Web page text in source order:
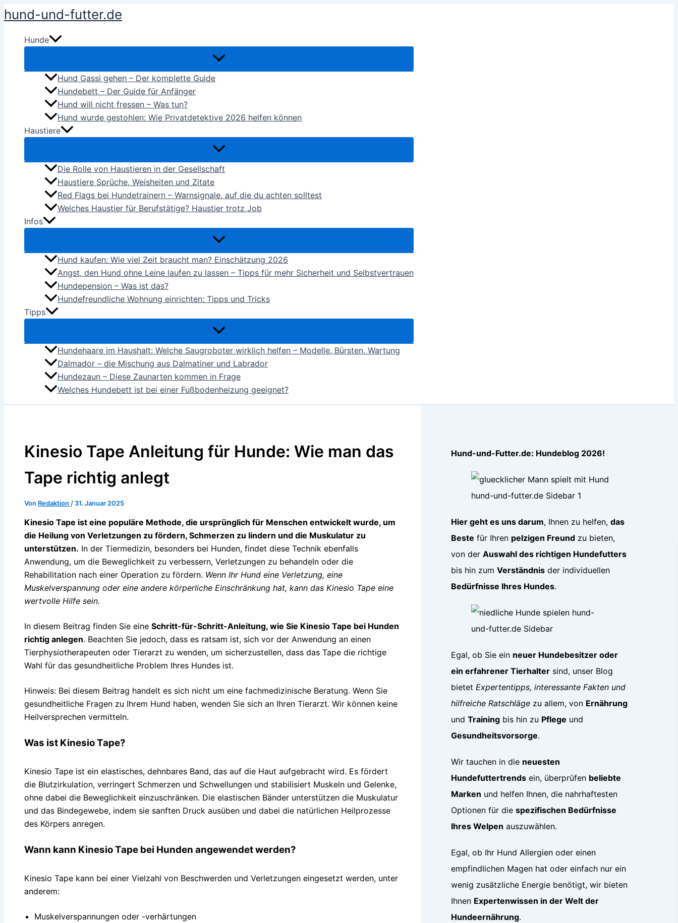
Zum
Inhalt
springen
hund-und-futter.de
Hunde
Hund Gassi gehen – Der komplette Guide
Hundebett – Der Guide für Anfänger
Hund will nicht fressen – Was tun?
Hund wurde gestohlen: Wie Privatdetektive 2026 helfen können
Haustiere
Die Rolle von Haustieren in der Gesellschaft
Haustiere Sprüche, Weisheiten und Zitate
Red Flags bei Hundetrainern – Warnsignale, auf die du achten solltest
Welches Haustier für Berufstätige? Haustier trotz Job
Infos
Hund kaufen: Wie viel Zeit braucht man? Einschätzung 2026
Angst, den Hund ohne Leine laufen zu lassen – Tipps für mehr Sicherheit und Selbstvertrauen
Hundepension – Was ist das?
Hundefreundliche Wohnung einrichten: Tipps und Tricks
Tipps
Hundehaare im Haushalt: Welche Saugroboter wirklich helfen – Modelle, Bürsten, Wartung
Dalmador – die Mischung aus Dalmatiner und Labrador
Hundezaun – Diese Zaunarten kommen in Frage
Welches Hundebett ist bei einer Fußbodenheizung geeignet?
Kinesio Tape Anleitung für Hunde: Wie man das
Tape richtig anlegt
Von Redaktion / 31. Januar 2025
Kinesio Tape ist eine populäre Methode, die ursprünglich für Menschen entwickelt wurde, um
die Heilung von Verletzungen zu fördern, Schmerzen zu lindern und die Muskulatur zu
unterstützen. In der Tiermedizin, besonders bei Hunden, findet diese Technik ebenfalls
Anwendung, um die Beweglichkeit zu verbessern, Verletzungen zu behandeln oder die
Rehabilitation nach einer Operation zu fördern. Wenn Ihr Hund eine Verletzung, eine
Muskelverspannung oder eine andere körperliche Einschränkung hat, kann das Kinesio Tape eine
wertvolle Hilfe sein.
In diesem Beitrag finden Sie eine Schritt-für-Schritt-Anleitung, wie Sie Kinesio Tape bei Hunden
richtig anlegen. Beachten Sie jedoch, dass es ratsam ist, sich vor der Anwendung an einen
Tierphysiotherapeuten oder Tierarzt zu wenden, um sicherzustellen, dass das Tape die richtige
Wahl für das gesundheitliche Problem Ihres Hundes ist.
Hinweis: Bei diesem Beitrag handelt es sich nicht um eine fachmedizinische Beratung. Wenn Sie
gesundheitliche Fragen zu Ihrem Hund haben, wenden Sie sich an Ihren Tierarzt. Wir können keine
Heilversprechen vermitteln.
Was ist Kinesio Tape?
Kinesio Tape ist ein elastisches, dehnbares Band, das auf die Haut aufgebracht wird. Es fördert
die Blutzirkulation, verringert Schmerzen und Schwellungen und stabilisiert Muskeln und Gelenke,
ohne dabei die Beweglichkeit einzuschränken. Die elastischen Bänder unterstützen die Muskulatur
und das Bindegewebe, indem sie sanften Druck ausüben und dabei die natürlichen Heilprozesse
des Körpers anregen.
Wann kann Kinesio Tape bei Hunden angewendet werden?
Kinesio Tape kann bei einer Vielzahl von Beschwerden und Verletzungen eingesetzt werden, unter
anderem:
Muskelverspannungen oder -verhärtungen
Hund-und-Futter.de: Hundeblog 2026!
Hier geht es uns darum, Ihnen zu helfen, das
Beste für Ihren pelzigen Freund zu bieten,
von der Auswahl des richtigen Hundefutters
bis hin zum Verständnis der individuellen
Bedürfnisse Ihres Hundes.
Egal, ob Sie ein neuer Hundebesitzer oder
ein erfahrener Tierhalter sind, unser Blog
bietet Expertentipps, interessante Fakten und
hilfreiche Ratschläge zu allem, von Ernährung
und Training bis hin zu Pflege und
Gesundheitsvorsorge.
Wir tauchen in die neuesten
Hundefuttertrends ein, überprüfen beliebte
Marken und helfen Ihnen, die nahrhaftesten
Optionen für die spezifischen Bedürfnisse
Ihres Welpen auszuwählen.
Egal, ob Ihr Hund Allergien oder einen
empfindlichen Magen hat oder einfach nur ein
wenig zusätzliche Energie benötigt, wir bieten
Ihnen Expertenwissen in der Welt der
Hundeernährung.